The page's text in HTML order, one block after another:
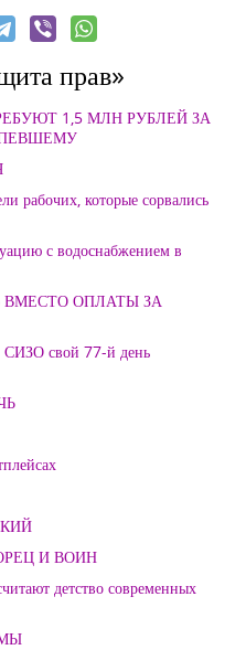
прав»
1,5 МЛН РУБЛЕЙ ЗА
рабочих, которые сорвались
с водоснабжением в
ВМЕСТО ОПЛАТЫ ЗА
СИЗО свой 77-й день
И ВОИН
детство современных